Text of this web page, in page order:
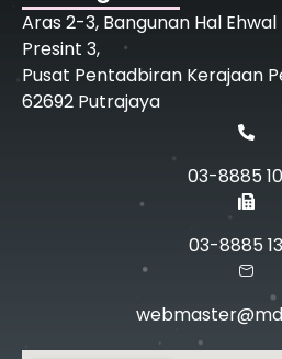
Aras 2-3, Bangunan Hal
Presint 3,
Pusat Pentadbiran Kerajaan
62692 Putrajaya
03-8885
03-8885